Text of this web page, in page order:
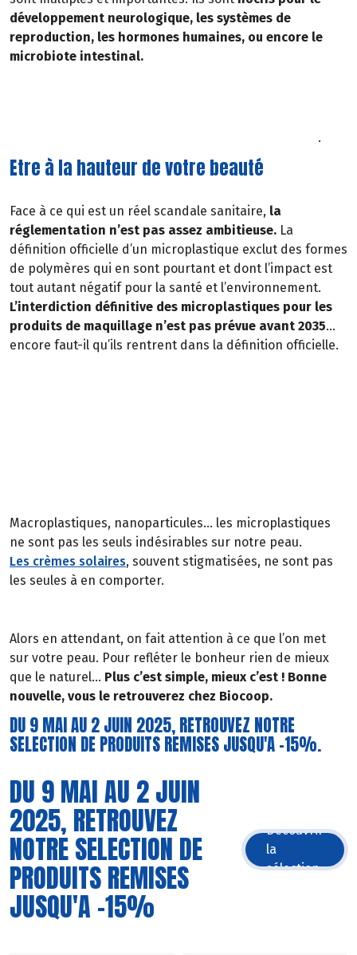
développement neurologique, les systèmes de
reproduction, les hormones humaines, ou encore le
microbiote intestinal.
.
Etre à la hauteur de votre beauté
Face à ce qui est un réel scandale sanitaire, la
réglementation n’est pas assez ambitieuse. La
définition officielle d’un microplastique exclut des formes
de polymères qui en sont pourtant et dont l’impact est
tout autant négatif pour la santé et l’environnement.
L’interdiction définitive des microplastiques pour les
produits de maquillage n’est pas prévue avant 2035…
encore faut-il qu’ils rentrent dans la définition officielle.
Macroplastiques, nanoparticules… les microplastiques
ne sont pas les seuls indésirables sur notre peau.
Les crèmes solaires, souvent stigmatisées, ne sont pas
les seules à en comporter.
Alors en attendant, on fait attention à ce que l’on met
sur votre peau. Pour refléter le bonheur rien de mieux
que le naturel… Plus c’est simple, mieux c’est ! Bonne
nouvelle, vous le retrouverez chez Biocoop.
DU 9 MAI AU 2 JUIN 2025, RETROUVEZ NOTRE
SELECTION DE PRODUITS REMISES JUSQU'A -15%.
DU 9 MAI AU 2 JUIN
2025, RETROUVEZ
NOTRE SELECTION DE
PRODUITS REMISES
JUSQU'A -15%
Découvrir
la
sélection